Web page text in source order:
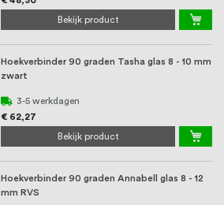
Bekijk product
Hoekverbinder 90 graden Tasha glas 8 - 10 mm
zwart
3-5 werkdagen
€ 62,27
Bekijk product
Hoekverbinder 90 graden Annabell glas 8 - 12
mm RVS